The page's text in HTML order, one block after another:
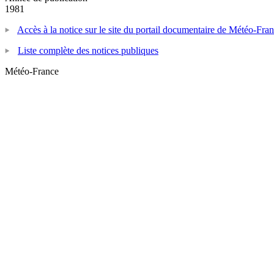
1981
Accès à la notice sur le site du portail documentaire de Météo-
Liste complète des notices publiques
Météo-France